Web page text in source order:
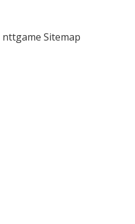
nttgame Sitemap